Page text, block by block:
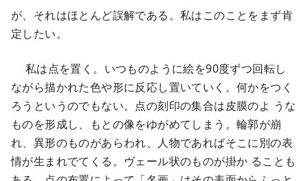
が、それはほとんど誤解である。私はこのことをまず肯
定したい。
私は点を置く。いつものように絵を90度ずつ回転し
ながら描かれた色や形に反応し置いていく。何かをつく
ろうというのでもない。点の刻印の集合は皮膜のよ うな
ものを形成し、もとの像をゆがめてしまう。輪郭が崩
れ、異形のものがあらわれ、人物であればそこに別の表
情が生まれでてくる。ヴェール状のものが掛か ることも